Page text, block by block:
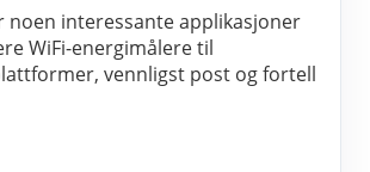
noen interessante applikasjoner
WiFi-energimålere til
vennligst post og fortell